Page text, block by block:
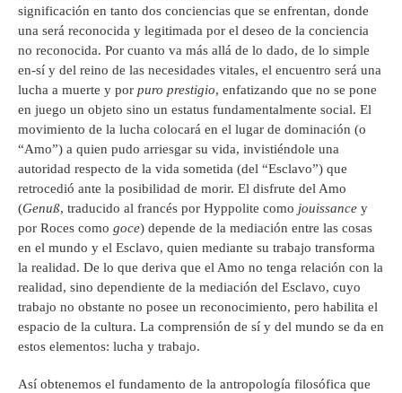
significación en tanto dos conciencias que se enfrentan, donde
una será reconocida y legitimada por el deseo de la conciencia
no reconocida. Por cuanto va más allá de lo dado, de lo simple
en-sí y del reino de las necesidades vitales, el encuentro será una
lucha a muerte y por puro prestigio, enfatizando que no se pone
en juego un objeto sino un estatus fundamentalmente social. El
movimiento de la lucha colocará en el lugar de dominación (o
“Amo”) a quien pudo arriesgar su vida, invistiéndole una
autoridad respecto de la vida sometida (del “Esclavo”) que
retrocedió ante la posibilidad de morir. El disfrute del Amo
(Genuß, traducido al francés por Hyppolite como jouissance y
por Roces como goce) depende de la mediación entre las cosas
en el mundo y el Esclavo, quien mediante su trabajo transforma
la realidad. De lo que deriva que el Amo no tenga relación con la
realidad, sino dependiente de la mediación del Esclavo, cuyo
trabajo no obstante no posee un reconocimiento, pero habilita el
espacio de la cultura. La comprensión de sí y del mundo se da en
estos elementos: lucha y trabajo.
Así obtenemos el fundamento de la antropología filosófica que